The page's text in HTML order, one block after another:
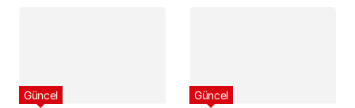
Güncel Güncel